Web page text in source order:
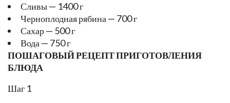
Сливы — 1400 г
Черноплодная рябина — 700 г
Сахар — 500 г
Вода — 750 г
ПОШАГОВЫЙ РЕЦЕПТ ПРИГОТОВЛЕНИЯ
БЛЮДА
Шаг 1